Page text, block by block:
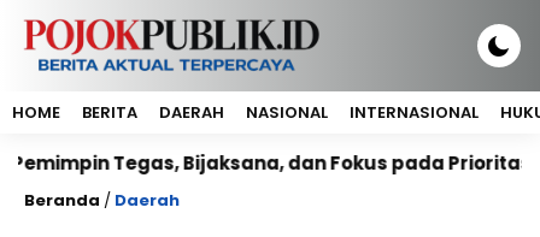
HOME BERITA DAERAH NASIONAL INTERNASIONAL
Tegas, Bijaksana, dan Fokus pada Prioritas Rakyat
Beranda / Daerah